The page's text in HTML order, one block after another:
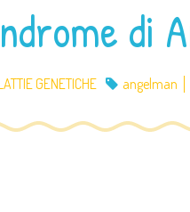
di
GENETICHE angelman